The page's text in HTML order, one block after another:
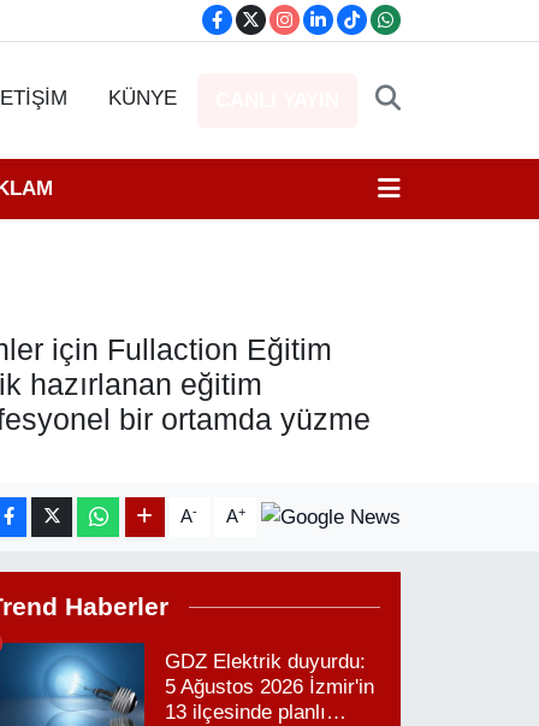
KÜNYE
için Fullaction Eğitim
hazırlanan eğitim
bir ortamda yüzme
A- A+
Haberler
GDZ Elektrik duyurdu:
5 Ağustos 2026 İzmir'in
13 ilçesinde planlı